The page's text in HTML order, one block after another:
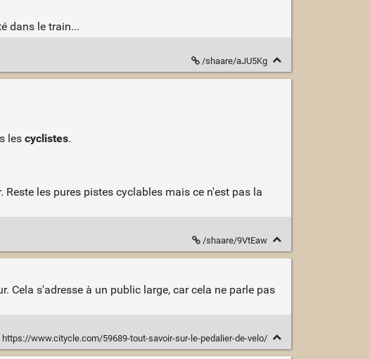
dans le train...
/shaare/aJU5Kg
les cyclistes.
les pures pistes cyclables mais ce n'est pas la
/shaare/9VtEaw
Cela s'adresse à un public large, car cela ne parle pas
https://www.citycle.com/59689-tout-savoir-sur-le-pedalier-de-velo/